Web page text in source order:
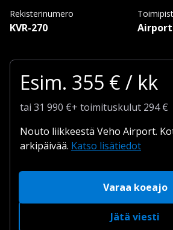
Rekisterinumero
KVR-270 Airport
Esim. 355 € / kk
tai 31 990 €+ toimituskulut 294 €
Nouto liikkeestä Veho Airport.
arkipäivää. Katso lisätiedot
Varaa koeajo
Jätä viesti